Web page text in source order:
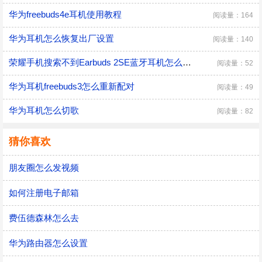
华为freebuds4e耳机使用教程 阅读量：164
华为耳机怎么恢复出厂设置 阅读量：140
荣耀手机搜索不到Earbuds 2SE蓝牙耳机怎么办？ 阅读量：52
华为耳机freebuds3怎么重新配对 阅读量：49
华为耳机怎么切歌 阅读量：82
猜你喜欢
朋友圈怎么发视频
如何注册电子邮箱
费伍德森林怎么去
华为路由器怎么设置